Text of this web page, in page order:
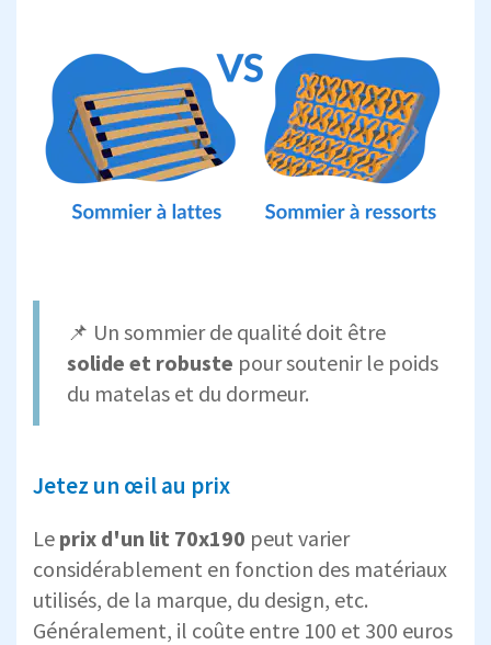
📌 Un sommier de qualité doit être
solide et robuste pour soutenir le poids
du matelas et du dormeur.
Jetez un œil au prix
Le prix d'un lit 70x190 peut varier
considérablement en fonction des matériaux
utilisés, de la marque, du design, etc.
Généralement, il coûte entre 100 et 300 euros